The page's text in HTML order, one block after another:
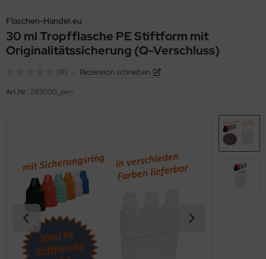
Flaschen-Handel.eu
30 ml Tropfflasche PE Stiftform mit
Originalitätssicherung (Q-Verschluss)
(0) Rezension schreiben
Art.Nr.: 283000_pen